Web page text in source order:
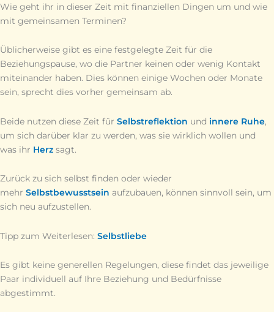
Wie geht ihr in dieser Zeit mit finanziellen Dingen um und wie
mit gemeinsamen Terminen?
Üblicherweise gibt es eine festgelegte Zeit für die
Beziehungspause, wo die Partner keinen oder wenig Kontakt
miteinander haben. Dies können einige Wochen oder Monate
sein, sprecht dies vorher gemeinsam ab.
Beide nutzen diese Zeit für Selbstreflektion und innere Ruhe,
um sich darüber klar zu werden, was sie wirklich wollen und
was ihr Herz sagt.
Zurück zu sich selbst finden oder wieder
mehr Selbstbewusstsein aufzubauen, können sinnvoll sein, um
sich neu aufzustellen.
Tipp zum Weiterlesen: Selbstliebe
Es gibt keine generellen Regelungen, diese findet das jeweilige
Paar individuell auf Ihre Beziehung und Bedürfnisse
abgestimmt.